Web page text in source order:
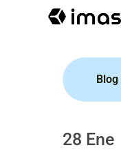
Blog
28 Ene